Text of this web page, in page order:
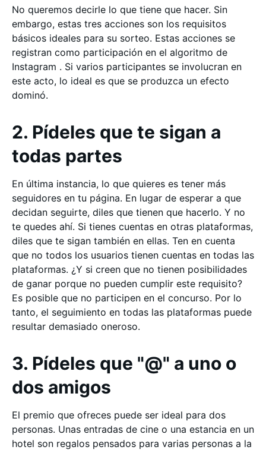
No queremos decirle lo que tiene que hacer. Sin
embargo, estas tres acciones son los requisitos
básicos ideales para su sorteo. Estas acciones se
registran como participación en el algoritmo de
Instagram . Si varios participantes se involucran en
este acto, lo ideal es que se produzca un efecto
dominó.
2. Pídeles que te sigan a
todas partes
En última instancia, lo que quieres es tener más
seguidores en tu página. En lugar de esperar a que
decidan seguirte, diles que tienen que hacerlo. Y no
te quedes ahí. Si tienes cuentas en otras plataformas,
diles que te sigan también en ellas. Ten en cuenta
que no todos los usuarios tienen cuentas en todas las
plataformas. ¿Y si creen que no tienen posibilidades
de ganar porque no pueden cumplir este requisito?
Es posible que no participen en el concurso. Por lo
tanto, el seguimiento en todas las plataformas puede
resultar demasiado oneroso.
3. Pídeles que "@" a uno o
dos amigos
El premio que ofreces puede ser ideal para dos
personas. Unas entradas de cine o una estancia en un
hotel son regalos pensados para varias personas a la